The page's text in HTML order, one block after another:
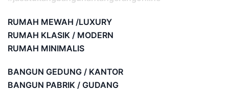
RUMAH MEWAH /LUXURY
RUMAH KLASIK / MODERN
RUMAH MINIMALIS
BANGUN GEDUNG / KANTOR
BANGUN PABRIK / GUDANG